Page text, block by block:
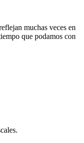
muchas veces en
que podamos con